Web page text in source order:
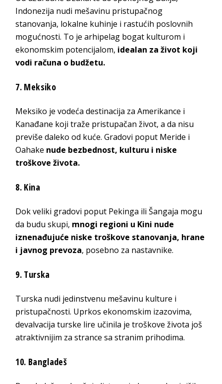
Indonezija nudi mešavinu pristupačnog
stanovanja, lokalne kuhinje i rastućih poslovnih
mogućnosti. To je arhipelag bogat kulturom i
ekonomskim potencijalom, idealan za život koji
vodi računa o budžetu.
7. Meksiko
Meksiko je vodeća destinacija za Amerikance i
Kanađane koji traže pristupačan život, a da nisu
previše daleko od kuće. Gradovi poput Meride i
Oahake nude bezbednost, kulturu i niske
troškove života.
8. Kina
Dok veliki gradovi poput Pekinga ili Šangaja mogu
da budu skupi, mnogi regioni u Kini nude
iznenađujuće niske troškove stanovanja, hrane
i javnog prevoza, posebno za nastavnike.
9. Turska
Turska nudi jedinstvenu mešavinu kulture i
pristupačnosti. Uprkos ekonomskim izazovima,
devalvacija turske lire učinila je troškove života još
atraktivnijim za strance sa stranim prihodima.
10. Bangladeš